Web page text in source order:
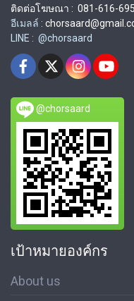
ติดต่อโฆษณา : 081-616-
อีเมลล์ :
LINE : @chorsaard
@chorsaard
เป้าหมายองค์กร
About us